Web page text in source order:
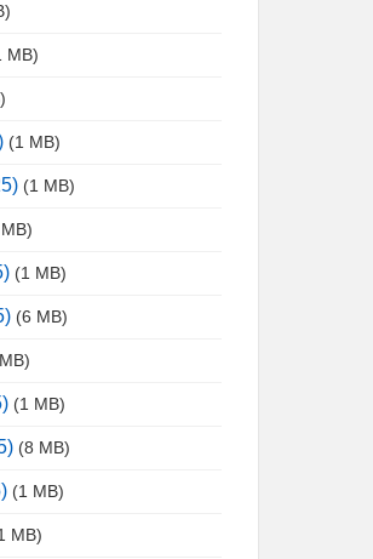
MB)
(1 MB)
(1 MB)
(1 MB)
(6 MB)
(1 MB)
(8 MB)
(1 MB)
MB)